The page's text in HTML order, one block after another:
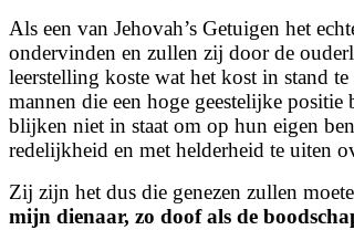
Als een van Jehovah’s Getuigen het
ondervinden en zullen zij door de
leerstelling koste wat het kost in stand
mannen die een hoge geestelijke
blijken niet in staat om op hun eigen
redelijkheid en met helderheid te uiten
Zij zijn het dus die genezen zullen
mijn dienaar, zo doof als de